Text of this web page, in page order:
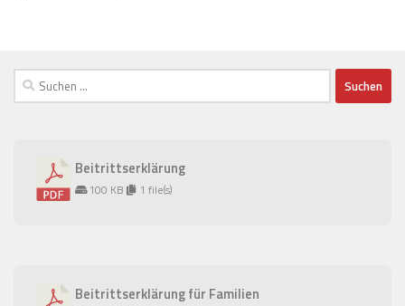
Suchen
nach:
Beitrittserklärung
100 KB 1 file(s)
Beitrittserklärung für Familien